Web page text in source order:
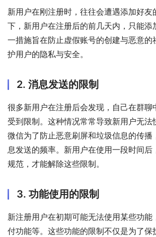
新用户在刚注册时，往往会遭遇添加好友
下，新用户在注册后的前几天内，只能添
一措施旨在防止虚假账号的创建与恶意的
护用户的隐私与安全。
2. 消息发送的限制
很多新用户在注册后会发现，自己在群聊
受到限制。这种情况常常导致新用户无法
微信为了防止恶意刷屏和垃圾信息的传播
息发送的频率。新用户在使用一段时间后
规范，才能解除这些限制。
3. 功能使用的限制
新注册用户在初期可能无法使用某些功能
付功能等。这些功能的限制不仅是为了保